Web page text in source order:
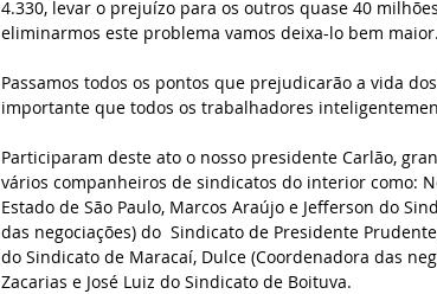
4.330, levar o prejuízo para os outros quase 40
eliminarmos este problema vamos deixa-lo bem maior.
Passamos todos os pontos que prejudicarão a vida
importante que todos os trabalhadores
Participaram deste ato o nosso presidente Carlão,
vários companheiros de sindicatos do interior como:
Estado de São Paulo, Marcos Araújo e Jefferson do
das negociações) do  Sindicato de Presidente
do Sindicato de Maracaí, Dulce (Coordenadora das
Zacarias e José Luiz do Sindicato de Boituva.